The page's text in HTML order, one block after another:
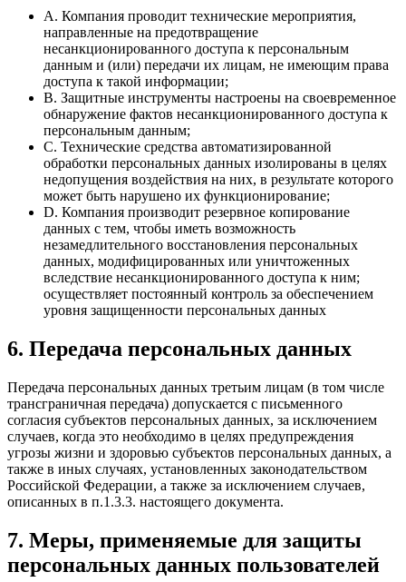
A. Компания проводит технические мероприятия,
направленные на предотвращение
несанкционированного доступа к персональным
данным и (или) передачи их лицам, не имеющим права
доступа к такой информации;
B. Защитные инструменты настроены на своевременное
обнаружение фактов несанкционированного доступа к
персональным данным;
C. Технические средства автоматизированной
обработки персональных данных изолированы в целях
недопущения воздействия на них, в результате которого
может быть нарушено их функционирование;
D. Компания производит резервное копирование
данных с тем, чтобы иметь возможность
незамедлительного восстановления персональных
данных, модифицированных или уничтоженных
вследствие несанкционированного доступа к ним;
осуществляет постоянный контроль за обеспечением
уровня защищенности персональных данных
6. Передача персональных данных
Передача персональных данных третьим лицам (в том числе
трансграничная передача) допускается с письменного
согласия субъектов персональных данных, за исключением
случаев, когда это необходимо в целях предупреждения
угрозы жизни и здоровью субъектов персональных данных, а
также в иных случаях, установленных законодательством
Российской Федерации, а также за исключением случаев,
описанных в п.1.3.3. настоящего документа.
7. Меры, применяемые для защиты
персональных данных пользователей